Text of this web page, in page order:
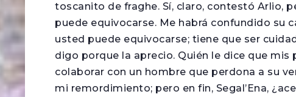
toscanito de fraghe. Sí, claro, contestó Arlio,
puede equivocarse. Me habrá confundido su
usted puede equivocarse; tiene que ser
digo porque la aprecio. Quién le dice que
colaborar con un hombre que perdona a su
mi remordimiento; pero en fin, Segal’Ena,